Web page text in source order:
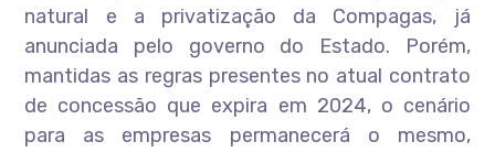
natural e a privatização da Compagas, já
anunciada pelo governo do Estado. Porém,
mantidas as regras presentes no atual contrato
de concessão que expira em 2024, o cenário
para as empresas permanecerá o mesmo,